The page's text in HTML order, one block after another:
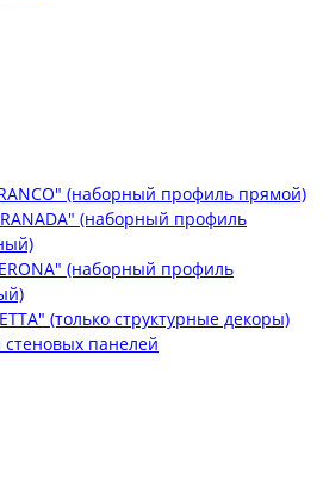
(наборный профиль прямой)
(наборный профиль
(наборный профиль
(только структурные декоры)
панелей